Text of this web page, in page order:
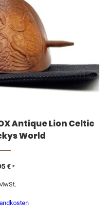
Antique Lion Celtic
World
€ *